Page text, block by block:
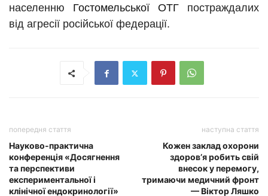
населенню Гостомельської ОТГ постраждалих
від агресії російської федерації.
попередня стаття
Науково-практична
конференція «Досягнення
та перспективи
експериментальної і
клінічної ендокринології»
наступна стаття
Кожен заклад охорони
здоров’я робить свій
внесок у перемогу,
тримаючи медичний фронт
— Віктор Ляшко